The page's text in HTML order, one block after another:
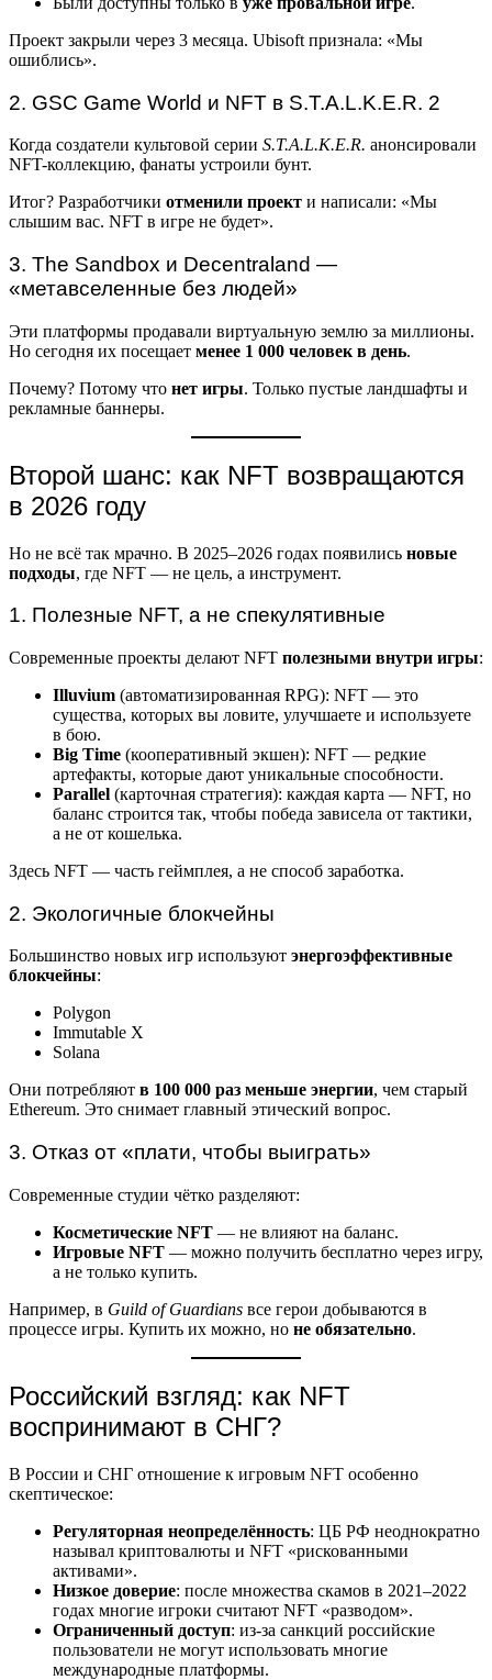
Проект закрыли через 3 месяца. Ubisoft признала: «Мы
ошиблись».
2. GSC Game World и NFT в S.T.A.L.K.E.R. 2
Когда создатели культовой серии S.T.A.L.K.E.R. анонсировали
NFT-коллекцию, фанаты устроили бунт.
Итог? Разработчики отменили проект и написали: «Мы
слышим вас. NFT в игре не будет».
3. The Sandbox и Decentraland —
«метавселенные без людей»
Эти платформы продавали виртуальную землю за миллионы.
Но сегодня их посещает менее 1 000 человек в день.
Почему? Потому что нет игры. Только пустые ландшафты и
рекламные баннеры.
Второй шанс: как NFT возвращаются
в 2026 году
Но не всё так мрачно. В 2025–2026 годах появились новые
подходы, где NFT — не цель, а инструмент.
1. Полезные NFT, а не спекулятивные
Современные проекты делают NFT полезными внутри игры:
Illuvium (автоматизированная RPG): NFT — это
существа, которых вы ловите, улучшаете и используете
в бою.
Big Time (кооперативный экшен): NFT — редкие
артефакты, которые дают уникальные способности.
Parallel (карточная стратегия): каждая карта — NFT, но
баланс строится так, чтобы победа зависела от тактики,
а не от кошелька.
Здесь NFT — часть геймплея, а не способ заработка.
2. Экологичные блокчейны
Большинство новых игр используют энергоэффективные
блокчейны:
Polygon
Immutable X
Solana
Они потребляют в 100 000 раз меньше энергии, чем старый
Ethereum. Это снимает главный этический вопрос.
3. Отказ от «плати, чтобы выиграть»
Современные студии чётко разделяют:
Косметические NFT — не влияют на баланс.
Игровые NFT — можно получить бесплатно через игру,
а не только купить.
Например, в Guild of Guardians все герои добываются в
процессе игры. Купить их можно, но не обязательно.
Российский взгляд: как NFT
воспринимают в СНГ?
В России и СНГ отношение к игровым NFT особенно
скептическое:
Регуляторная неопределённость: ЦБ РФ неоднократно
называл криптовалюты и NFT «рискованными
активами».
Низкое доверие: после множества скамов в 2021–2022
годах многие игроки считают NFT «разводом».
Ограниченный доступ: из-за санкций российские
пользователи не могут использовать многие
международные платформы.